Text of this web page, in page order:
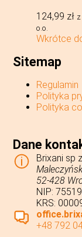
124,99 zł z
o.o.
Wkrótce
Sitemap
Regulamin
Polityka
Polityka
Dane
Brixani sp
52-428
NIP:
KRS:
+48 792